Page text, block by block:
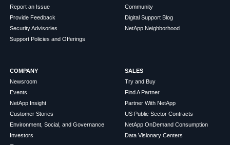
Report an Issue
Provide Feedback
Security Advisories
Support Policies and Offerings
Community
Digital Support Blog
NetApp Neighborhood
COMPANY
Newsroom
Events
NetApp Insight
Customer Stories
Environment, Social, and Governance
Investors
SALES
Try and Buy
Find A Partner
Partner With NetApp
US Public Sector Contracts
NetApp OnDemand Consumption
Data Visionary Centers